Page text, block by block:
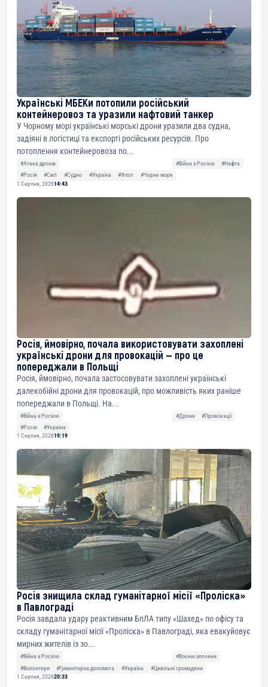
Українські МБЕКи потопили російський
контейнеровоз та уразили нафтовий танкер
У Чорному морі українські морські дрони уразили два судна,
задіяні в логістиці та експорті російських ресурсів. Про
потоплення контейнеровоза по...
#Атака дронів #Війна з Росією
#Нафта
#Росія
#Світ #Судно #Україна #Флот
#Чорне море
1 Серпня, 202614:43
Росія, ймовірно, почала використовувати захоплені
українські дрони для провокацій — про це
попереджали в Польщі
Росія, ймовірно, почала застосовувати захоплені українські
далекобійні дрони для провокацій, про можливість яких раніше
попереджали в Польщі. На...
#Війна з Росією #Дрони
#Провокації
#Росія
#Україна
1 Серпня, 202619:19
Росія знищила склад гуманітарної місії «Проліска»
в Павлограді
Росія завдала удару реактивним БпЛА типу «Шахед» по офісу та
складу гуманітарної місії «Проліска» в Павлограді, яка евакуйовує
мирних жителів із зо...
#Війна з Росією
#Воєнні злочини
#Волонтери
#Гуманітарна допомога #Україна
#Цивільні громадяни
1 Серпня, 202620:33